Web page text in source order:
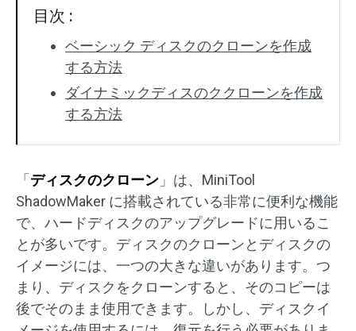
目次 :
ベーシック ディスクのクローンを作成
する方法
ダイナミックディスのククローンを作成
する方法
「 ディスクのクローン 」は、MiniTool
ShadowMaker に搭載されている非常に便利な機能
で、ハードディスクのアップグレードに用いるこ
とが多いです。ディスクのクローンとディスクの
イメージには、一つの大きな違いがあります。つ
まり、ディスクをクローンすると、そのコピーは
後でそのまま使用できます。しかし、ディスクイ